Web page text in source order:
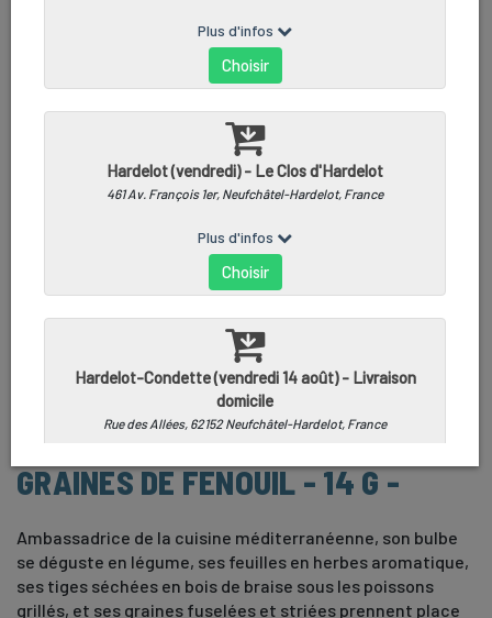
GRAINES DE FENOUIL - 14 G -
Ambassadrice de la cuisine méditerranéenne, son bulbe
se déguste en légume, ses feuilles en herbes aromatique,
ses tiges séchées en bois de braise sous les poissons
grillés, et ses graines fuselées et striées prennent place